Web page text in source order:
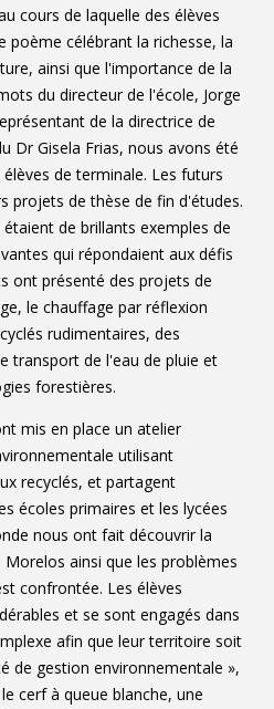
cours de laquelle des élèves
poème célébrant la richesse, la
ainsi que l'importance de la
du directeur de l'école, Jorge
de la directrice de
Dr Gisela Frias, nous avons été
de terminale. Les futurs
projets de thèse de fin d'études.
de brillants exemples de
qui répondaient aux défis
ont présenté des projets de
le chauffage par réflexion
rudimentaires, des
transport de l'eau de pluie et
forestières.
mis en place un atelier
utilisant
recyclés, et partagent
écoles primaires et les lycées
nous ont fait découvrir la
ainsi que les problèmes
confrontée. Les élèves
et se sont engagés dans
afin que leur territoire soit
de gestion environnementale »,
cerf à queue blanche, une